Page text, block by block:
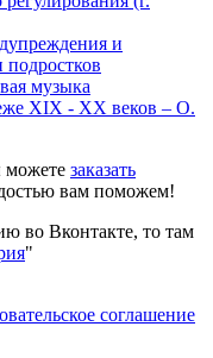
и
подростков
музыка
XIX - XX веков – О.
можете заказать
вам поможем!
во Вконтакте, то там
"
соглашение